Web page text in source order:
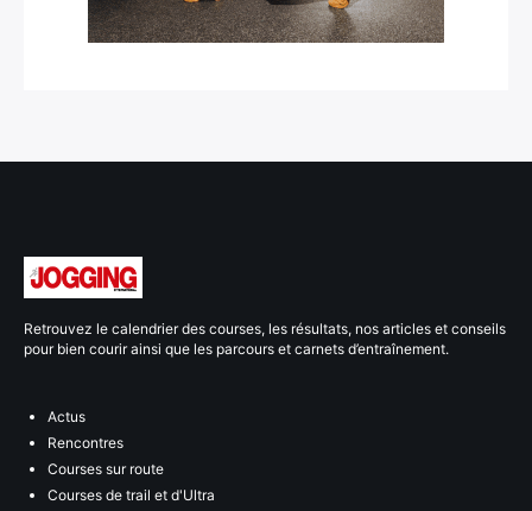
Retrouvez le calendrier des courses, les résultats, nos articles et conseils
pour bien courir ainsi que les parcours et carnets d’entraînement.
Actus
Rencontres
Courses sur route
Courses de trail et d'Ultra